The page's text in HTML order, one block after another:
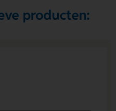
producten: